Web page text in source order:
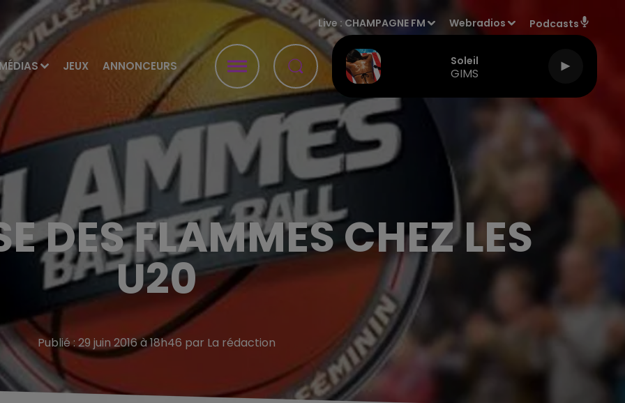
JEUX ANNONCEURS
Live :CHAMPAGNE FM Webradios Podcasts
Soleil
GIMS
DES FLAMMES CHEZ LES
U20
Publié : 29 juin 2016 à 18h46 par La rédaction